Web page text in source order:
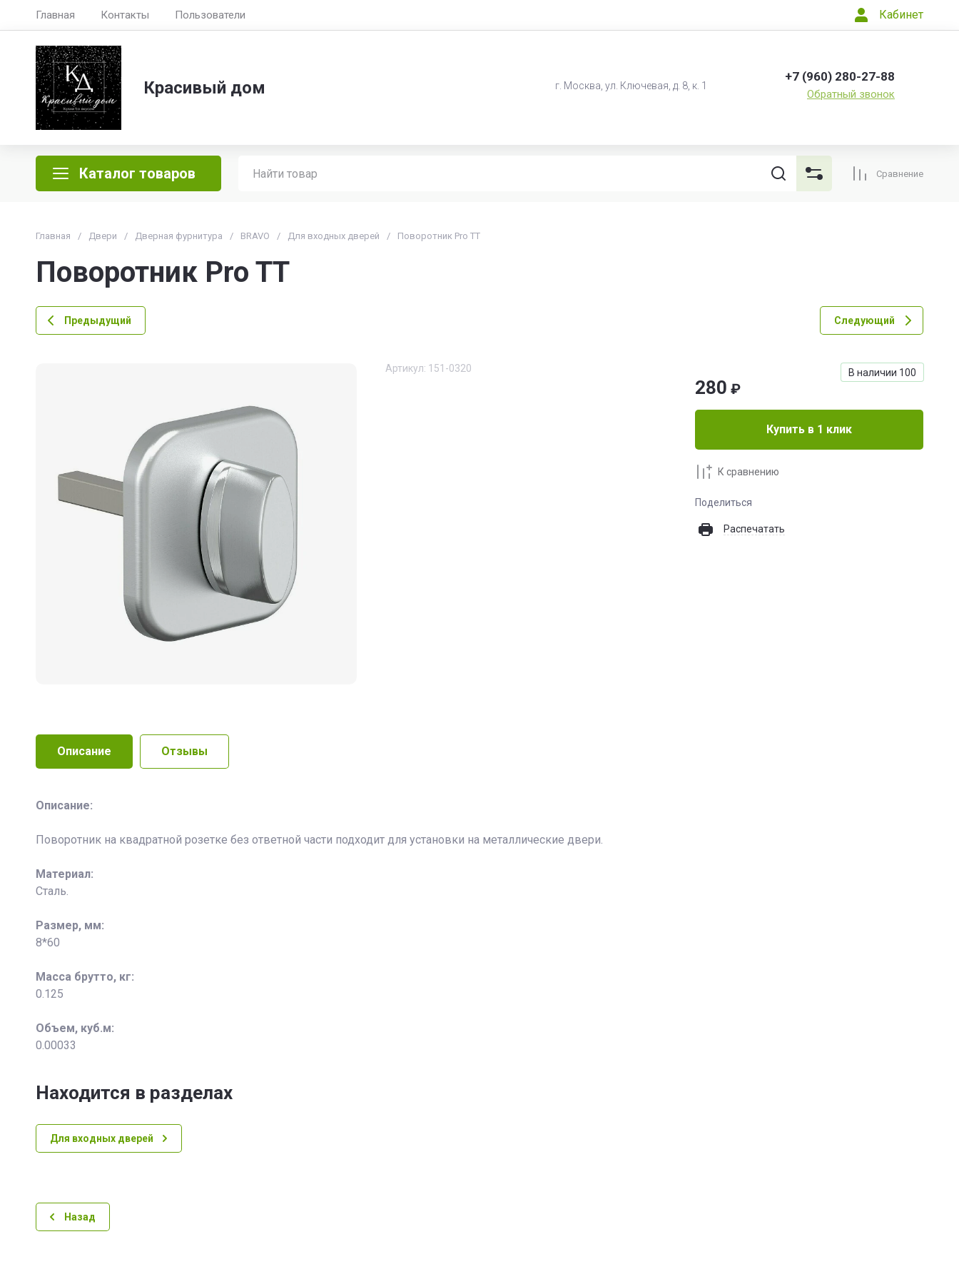
Главная Контакты Пользователи Кабинет
Красивый дом г. Москва, ул. Ключевая, д. 8, к. 1
+7 (960) 280-27-88
Обратный звонок
Каталог товаров Сравнение
Главная / Двери / Дверная фурнитура / BRAVO / Для входных дверей / Поворотник Pro TT
Поворотник Pro TT
Предыдущий Следующий
Артикул: 151-0320 В наличии 100
280 ₽
Купить в 1 клик
К сравнению
Поделиться
Распечатать
Описание Отзывы
Описание:
Поворотник на квадратной розетке без ответной части подходит для установки на металлические двери.
Материал:
Сталь.
Размер, мм:
8*60
Масса брутто, кг:
0.125
Объем, куб.м:
0.00033
Находится в разделах
Для входных дверей
Назад